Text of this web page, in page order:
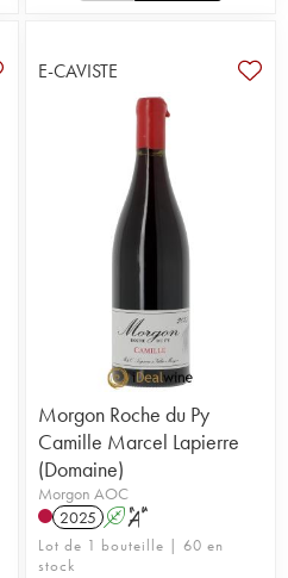
E-CAVISTE
Morgon Roche du Py
Camille Marcel Lapierre
(Domaine)
Morgon AOC
2025 A S
Lot de 1 bouteille | 60 en
stock